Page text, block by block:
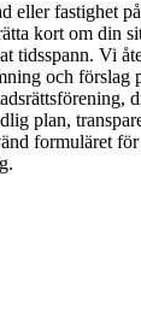
eller fastighet
kort om din
tidsspann. Vi
och förslag
plan,
formuläret